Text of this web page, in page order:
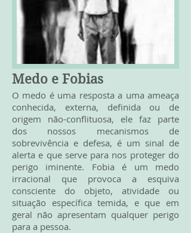
Medo e Fobias
O medo é uma resposta a uma ameaça
conhecida, externa, definida ou de
origem não-conflituosa, ele faz parte
dos nossos mecanismos de
sobrevivência e defesa, é um sinal de
alerta e que serve para nos proteger do
perigo iminente. Fobia é um medo
irracional que provoca a esquiva
consciente do objeto, atividade ou
situação específica temida, e que em
geral não apresentam qualquer perigo
para a pessoa.